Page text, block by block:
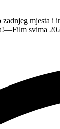
svima